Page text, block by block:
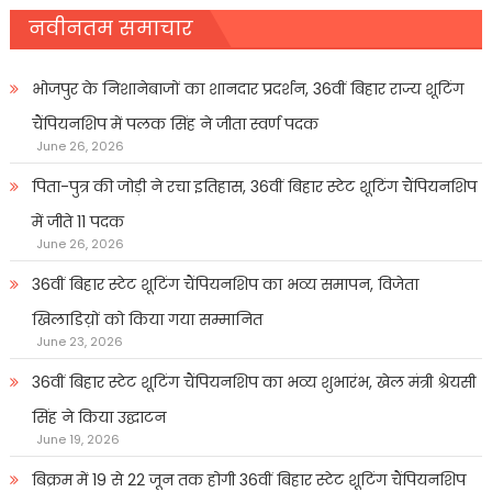
नवीनतम समाचार
भोजपुर के निशानेबाजों का शानदार प्रदर्शन, 36वीं बिहार राज्य शूटिंग
चैंपियनशिप में पलक सिंह ने जीता स्वर्ण पदक
June 26, 2026
पिता-पुत्र की जोड़ी ने रचा इतिहास, 36वीं बिहार स्टेट शूटिंग चैंपियनशिप
में जीते 11 पदक
June 26, 2026
36वीं बिहार स्टेट शूटिंग चैंपियनशिप का भव्य समापन, विजेता
खिलाडिय़ों को किया गया सम्मानित
June 23, 2026
36वीं बिहार स्टेट शूटिंग चैंपियनशिप का भव्य शुभारंभ, खेल मंत्री श्रेयसी
सिंह ने किया उद्घाटन
June 19, 2026
बिक्रम में 19 से 22 जून तक होगी 36वीं बिहार स्टेट शूटिंग चैंपियनशिप